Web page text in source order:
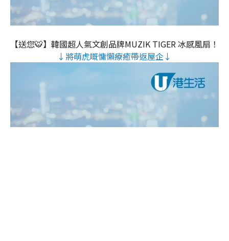
【送您🐯】韓國超人氣文創品牌MUZIK TIGER 冰感風扇！
↓將萌虎嘅慵懶療癒帶返屋企↓